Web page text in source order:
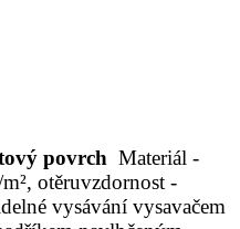
povrch Materiál -
otěruvzdornost -
vysávání vysavačem